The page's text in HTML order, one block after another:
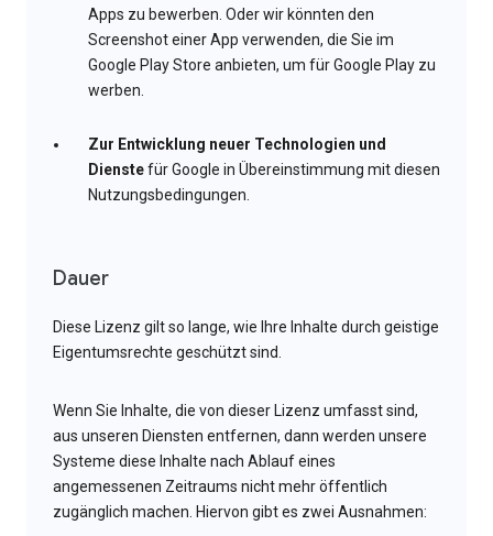
Apps zu bewerben. Oder wir könnten den
Screenshot einer App verwenden, die Sie im
Google Play Store anbieten, um für Google Play zu
werben.
Zur Entwicklung neuer Technologien und
Dienstefür Google in Übereinstimmung mit diesen
Nutzungsbedingungen.
Dauer
Diese Lizenz gilt so lange, wie Ihre Inhalte durch geistige
Eigentumsrechte geschützt sind.
Wenn Sie Inhalte, die von dieser Lizenz umfasst sind,
aus unseren Diensten entfernen, dann werden unsere
Systeme diese Inhalte nach Ablauf eines
angemessenen Zeitraums nicht mehr öffentlich
zugänglich machen. Hiervon gibt es zwei Ausnahmen: